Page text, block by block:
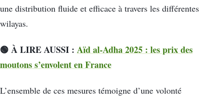
une distribution fluide et efficace à travers les différentes
wilayas.
🟢 À LIRE AUSSI : Aïd al-Adha 2025 : les prix des
moutons s’envolent en France
L’ensemble de ces mesures témoigne d’une volonté